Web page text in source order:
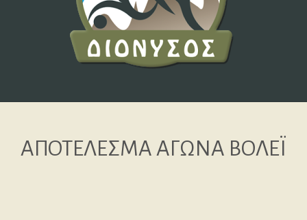
ΑΠΟΤΕΛΕΣΜΑ ΑΓΩΝΑ ΒΟΛΕΪ